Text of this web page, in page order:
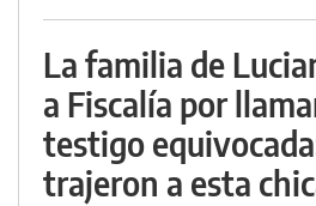
La familia de
a Fiscalía por
testigo
trajeron a esta